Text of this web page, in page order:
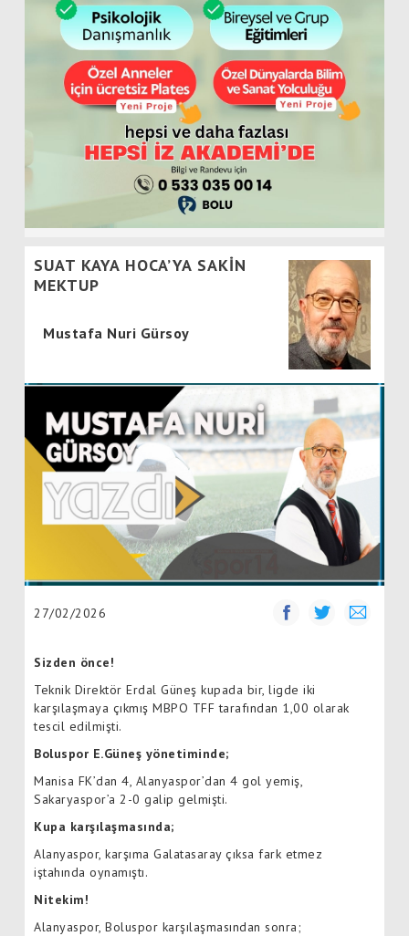
SUAT KAYA HOCA’YA SAKİN
MEKTUP
Mustafa Nuri Gürsoy
27/02/2026
Sizden önce!
Teknik Direktör Erdal Güneş kupada bir, ligde iki
karşılaşmaya çıkmış MBPO TFF tarafından 1,00 olarak
tescil edilmişti.
Boluspor E.Güneş yönetiminde;
Manisa FK’dan 4, Alanyaspor’dan 4 gol yemiş,
Sakaryaspor’a 2-0 galip gelmişti.
Kupa karşılaşmasında;
Alanyaspor, karşıma Galatasaray çıksa fark etmez
iştahında oynamıştı.
Nitekim!
Alanyaspor, Boluspor karşılaşmasından sonra;